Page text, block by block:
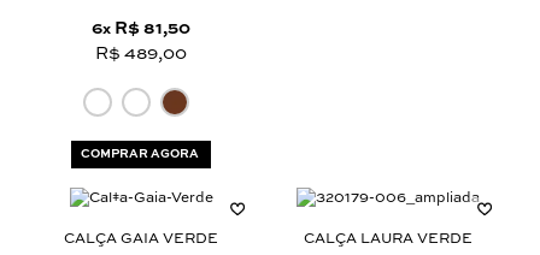
6x R$ 81,50
R$ 489,00
COMPRAR AGORA
CALÇA GAIA VERDE CALÇA LAURA VERDE